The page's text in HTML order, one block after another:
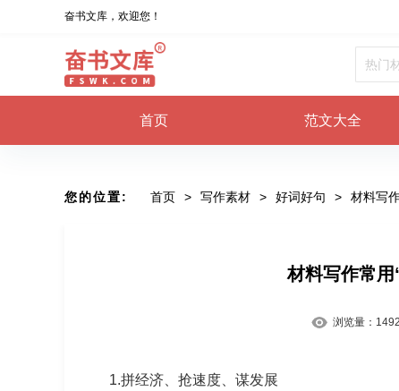
奋书文库，欢迎您！
首页 范文大全
您的位置: 首页 > 写作素材 > 好词好句 > 材料写
材料写作常用
浏览量： 1492
1.拼经济、抢速度、谋发展